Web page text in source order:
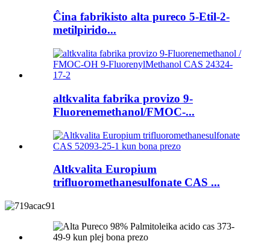
Ĉina fabrikisto alta pureco 5-Etil-2-
metilpirido...
altkvalita fabrika provizo 9-
Fluorenemethanol/FMOC-...
Altkvalita Europium
trifluoromethanesulfonate CAS ...